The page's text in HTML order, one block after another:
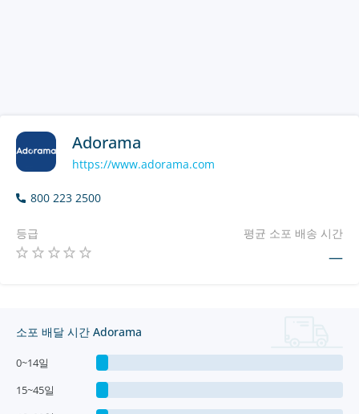
Adorama
https://www.adorama.com
800 223 2500
등급 평균 소포 배송 시간
—
소포 배달 시간 Adorama
0~14일
15~45일